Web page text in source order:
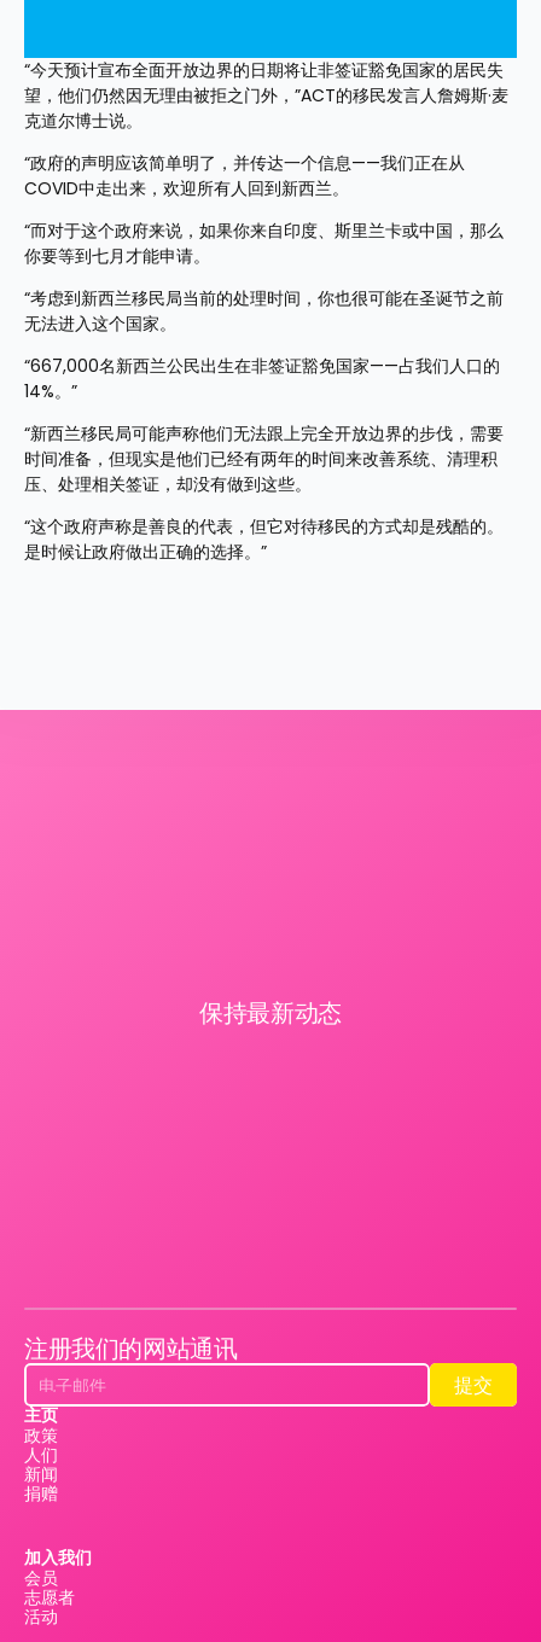
“今天预计宣布全面开放边界的日期将让非签证豁免国家的居民失
望，他们仍然因无理由被拒之门外，”ACT的移民发言人詹姆斯·麦
克道尔博士说。
“政府的声明应该简单明了，并传达一个信息——我们正在从
COVID中走出来，欢迎所有人回到新西兰。
“而对于这个政府来说，如果你来自印度、斯里兰卡或中国，那么
你要等到七月才能申请。
“考虑到新西兰移民局当前的处理时间，你也很可能在圣诞节之前
无法进入这个国家。
“667,000名新西兰公民出生在非签证豁免国家——占我们人口的
14%。”
“新西兰移民局可能声称他们无法跟上完全开放边界的步伐，需要
时间准备，但现实是他们已经有两年的时间来改善系统、清理积
压、处理相关签证，却没有做到这些。
“这个政府声称是善良的代表，但它对待移民的方式却是残酷的。
是时候让政府做出正确的选择。”
保持最新动态
注册我们的网站通讯
提交
提交
主页
政策
人们
新闻
捐赠
加入我们
会员
志愿者
活动